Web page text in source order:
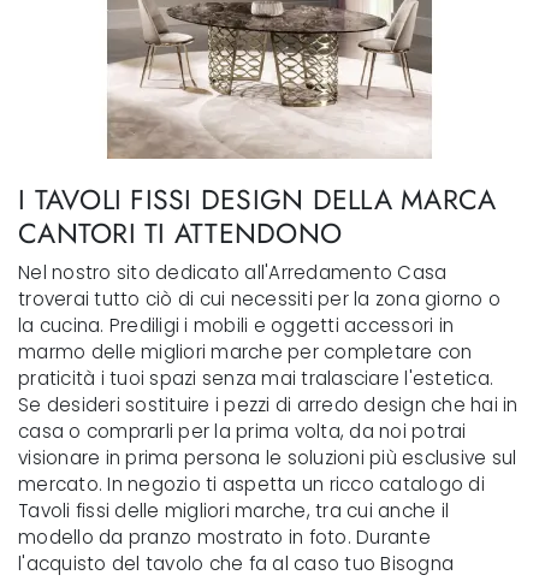
I TAVOLI FISSI DESIGN DELLA MARCA
CANTORI TI ATTENDONO
Nel nostro sito dedicato all'Arredamento Casa
troverai tutto ciò di cui necessiti per la zona giorno o
la cucina. Prediligi i mobili e oggetti accessori in
marmo delle migliori marche per completare con
praticità i tuoi spazi senza mai tralasciare l'estetica.
Se desideri sostituire i pezzi di arredo design che hai in
casa o comprarli per la prima volta, da noi potrai
visionare in prima persona le soluzioni più esclusive sul
mercato. In negozio ti aspetta un ricco catalogo di
Tavoli fissi delle migliori marche, tra cui anche il
modello da pranzo mostrato in foto. Durante
l'acquisto del tavolo che fa al caso tuo Bisogna